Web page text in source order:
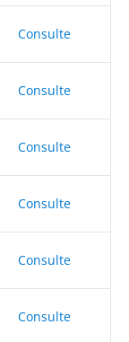
Consulte
Consulte
Consulte
Consulte
Consulte
Consulte